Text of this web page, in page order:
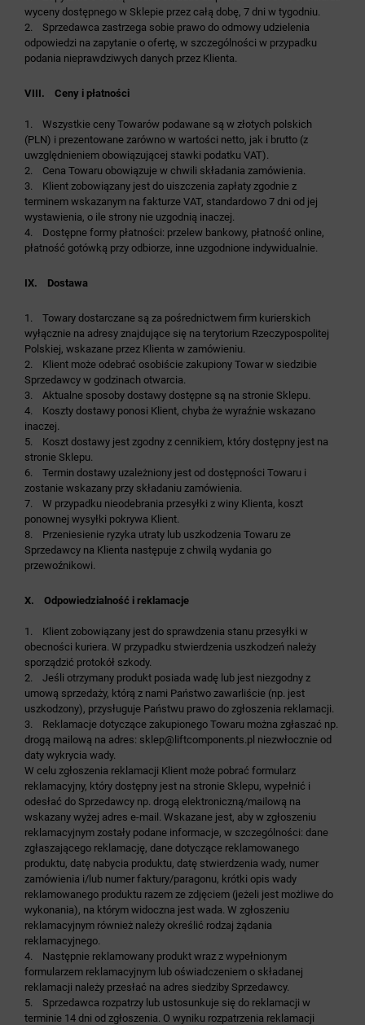
wyceny dostępnego w Sklepie przez całą dobę, 7 dni w tygodniu.
2. Sprzedawca zastrzega sobie prawo do odmowy udzielenia
odpowiedzi na zapytanie o ofertę, w szczególności w przypadku
podania nieprawdziwych danych przez Klienta.
VIII. Ceny i płatności
1. Wszystkie ceny Towarów podawane są w złotych polskich
(PLN) i prezentowane zarówno w wartości netto, jak i brutto (z
uwzględnieniem obowiązującej stawki podatku VAT).
2. Cena Towaru obowiązuje w chwili składania zamówienia.
3. Klient zobowiązany jest do uiszczenia zapłaty zgodnie z
terminem wskazanym na fakturze VAT, standardowo 7 dni od jej
wystawienia, o ile strony nie uzgodnią inaczej.
4. Dostępne formy płatności: przelew bankowy, płatność online,
płatność gotówką przy odbiorze, inne uzgodnione indywidualnie.
IX. Dostawa
1. Towary dostarczane są za pośrednictwem firm kurierskich
wyłącznie na adresy znajdujące się na terytorium Rzeczypospolitej
Polskiej, wskazane przez Klienta w zamówieniu.
2. Klient może odebrać osobiście zakupiony Towar w siedzibie
Sprzedawcy w godzinach otwarcia.
3. Aktualne sposoby dostawy dostępne są na stronie Sklepu.
4. Koszty dostawy ponosi Klient, chyba że wyraźnie wskazano
inaczej.
5. Koszt dostawy jest zgodny z cennikiem, który dostępny jest na
stronie Sklepu.
6. Termin dostawy uzależniony jest od dostępności Towaru i
zostanie wskazany przy składaniu zamówienia.
7. W przypadku nieodebrania przesyłki z winy Klienta, koszt
ponownej wysyłki pokrywa Klient.
8. Przeniesienie ryzyka utraty lub uszkodzenia Towaru ze
Sprzedawcy na Klienta następuje z chwilą wydania go
przewoźnikowi.
X. Odpowiedzialność i reklamacje
1. Klient zobowiązany jest do sprawdzenia stanu przesyłki w
obecności kuriera. W przypadku stwierdzenia uszkodzeń należy
sporządzić protokół szkody.
2. Jeśli otrzymany produkt posiada wadę lub jest niezgodny z
umową sprzedaży, którą z nami Państwo zawarliście (np. jest
uszkodzony), przysługuje Państwu prawo do zgłoszenia reklamacji.
3. Reklamacje dotyczące zakupionego Towaru można zgłaszać np.
drogą mailową na adres: sklep@liftcomponents.pl niezwłocznie od
daty wykrycia wady.
W celu zgłoszenia reklamacji Klient może pobrać formularz
reklamacyjny, który dostępny jest na stronie Sklepu, wypełnić i
odesłać do Sprzedawcy np. drogą elektroniczną/mailową na
wskazany wyżej adres e-mail. Wskazane jest, aby w zgłoszeniu
reklamacyjnym zostały podane informacje, w szczególności: dane
zgłaszającego reklamację, dane dotyczące reklamowanego
produktu, datę nabycia produktu, datę stwierdzenia wady, numer
zamówienia i/lub numer faktury/paragonu, krótki opis wady
reklamowanego produktu razem ze zdjęciem (jeżeli jest możliwe do
wykonania), na którym widoczna jest wada. W zgłoszeniu
reklamacyjnym również należy określić rodzaj żądania
reklamacyjnego.
4. Następnie reklamowany produkt wraz z wypełnionym
formularzem reklamacyjnym lub oświadczeniem o składanej
reklamacji należy przesłać na adres siedziby Sprzedawcy.
5. Sprzedawca rozpatrzy lub ustosunkuje się do reklamacji w
terminie 14 dni od zgłoszenia. O wyniku rozpatrzenia reklamacji